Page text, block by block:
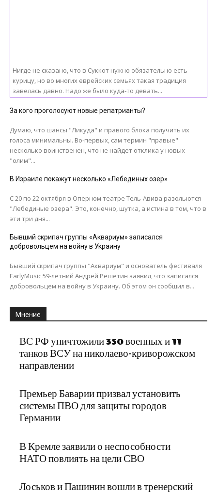
Нигде не сказано, что в Суккот нужно обязательно есть
курицу, но во многих еврейских семьях такая традиция
завелась давно. Надо же было куда-то девать...
За кого проголосуют новые репатрианты?
Думаю, что шансы "Ликуда" и правого блока получить их
голоса минимальны. Во-первых, сам термин "правые"
несколько воинственен, что не найдет отклика у новых
"олим"...
В Израиле покажут несколько «Лебединых озер»
С 20 по 22 октября в Оперном театре Тель-Авива разольются
"Лебединые озера". Это, конечно, шутка, а истина в том, что в
эти три дня...
Бывший скрипач группы «Аквариум» записался
добровольцем на войну в Украину
Бывший скрипач группы "Аквариум" и основатель фестиваля
EarlyMusic 59-летний Андрей Решетин заявил, что записался
добровольцем на войну в Украину. Об этом он сообщил в...
Мнение
ВС РФ уничтожили 350 военных и 11
танков ВСУ на николаево-криворожском
направлении
Премьер Баварии призвал установить
системы ПВО для защиты городов
Германии
В Кремле заявили о неспособности
НАТО повлиять на цели СВО
Лоськов и Пашинин вошли в тренерский